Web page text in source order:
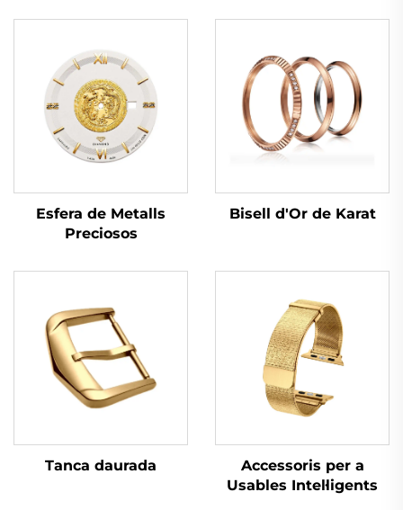
Esfera de Metalls
Preciosos
Bisell d'Or de Karat
Tanca daurada
Accessoris per a
Usables Intel·ligents